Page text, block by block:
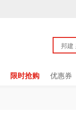
限时抢购 优惠券